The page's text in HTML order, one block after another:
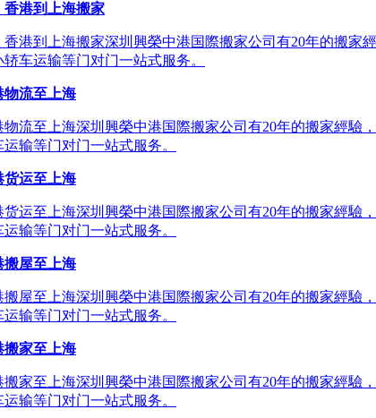
港到上海搬家
港到上海搬家深圳興榮中港国際搬家公司有20年的搬
车运输等门对门一站式服务。
物流至上海
流至上海深圳興榮中港国際搬家公司有20年的搬家經
输等门对门一站式服务。
货运至上海
运至上海深圳興榮中港国際搬家公司有20年的搬家經
输等门对门一站式服务。
搬屋至上海
屋至上海深圳興榮中港国際搬家公司有20年的搬家經
输等门对门一站式服务。
搬家至上海
家至上海深圳興榮中港国際搬家公司有20年的搬家經
输等门对门一站式服务。